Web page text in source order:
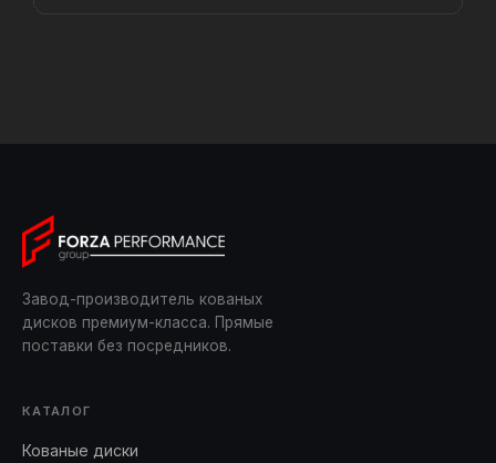
Завод-производитель кованых
дисков премиум-класса. Прямые
поставки без посредников.
КАТАЛОГ
Кованые диски